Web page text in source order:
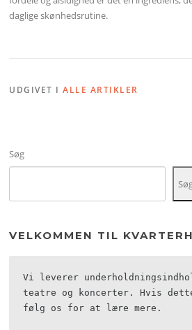
daglige skønhedsrutine.
UDGIVET IALLE ARTIKLER
Søg
VELKOMMEN TIL
Vi leverer
teatre og koncerter. Hvis
følg os for at lære mere.